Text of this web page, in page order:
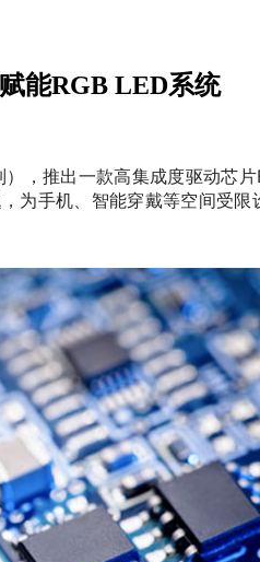
能RGB LED系统
，推出一款高集成度驱动芯
手机、智能穿戴等空间受限